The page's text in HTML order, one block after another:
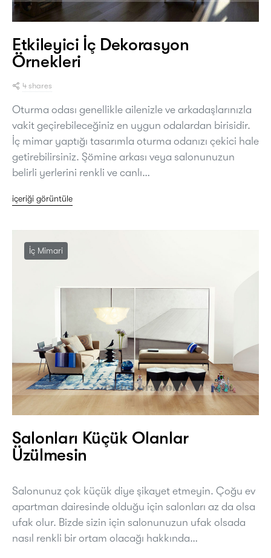
Etkileyici İç Dekorasyon
Örnekleri
4 shares
Oturma odası genellikle ailenizle ve arkadaşlarınızla
vakit geçirebileceğiniz en uygun odalardan birisidir.
İç mimar yaptığı tasarımla oturma odanızı çekici hale
getirebilirsiniz. Şömine arkası veya salonunuzun
belirli yerlerini renkli ve canlı…
içeriği görüntüle
İç Mimari
Salonları Küçük Olanlar
Üzülmesin
Salonunuz çok küçük diye şikayet etmeyin. Çoğu ev
apartman dairesinde olduğu için salonları az da olsa
ufak olur. Bizde sizin için salonunuzun ufak olsada
nasıl renkli bir ortam olacağı hakkında…